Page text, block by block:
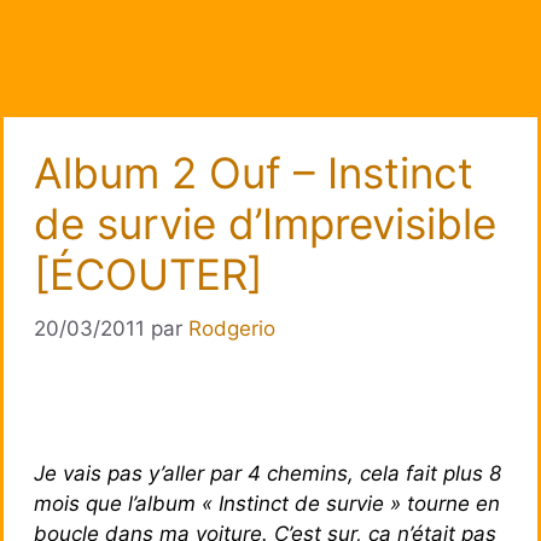
Album 2 Ouf – Instinct
de survie d’Imprevisible
[ÉCOUTER]
20/03/2011 par Rodgerio
Je vais pas y’aller par 4 chemins, cela fait plus 8
mois que l’album « Instinct de survie » tourne en
boucle dans ma voiture. C’est sur, ça n’était pas